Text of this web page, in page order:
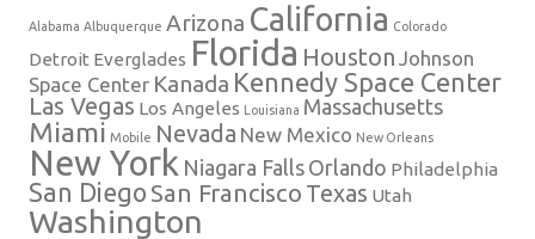
Alabama Albuquerque Arizona California Colorado
Detroit Everglades Florida Houston Johnson
Space Center Kanada Kennedy Space Center
Las Vegas Los Angeles Louisiana Massachusetts
Miami Mobile Nevada New Mexico New Orleans
New York Niagara Falls Orlando Philadelphia
San Diego San Francisco Texas Utah
Washington